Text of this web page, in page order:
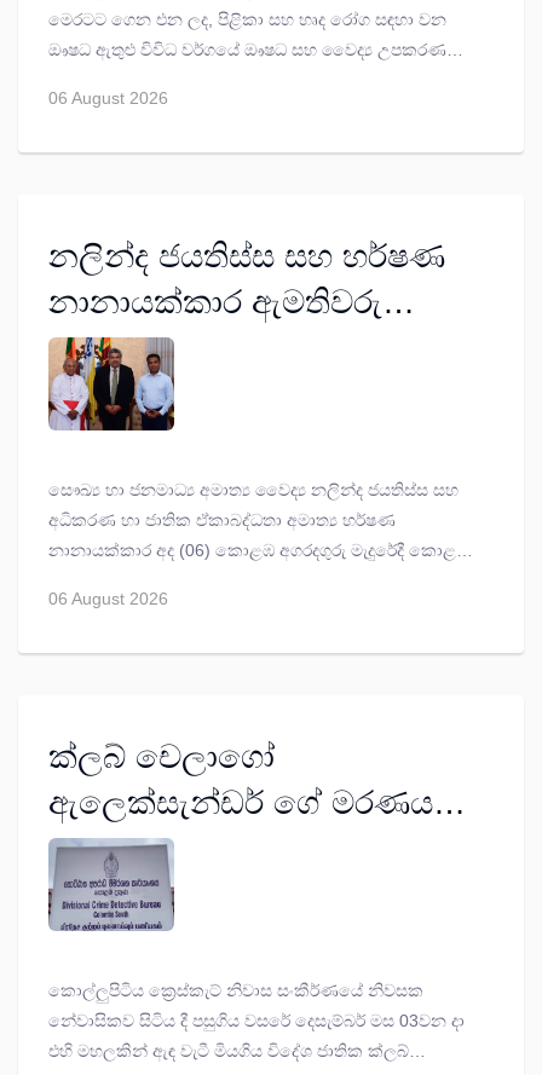
මෙරටට ගෙන එන ලද, පිළිකා සහ හෘද රෝග සඳහා වන
ඖෂධ ඇතුළු විවිධ වර්ගයේ ඖෂධ සහ වෛද්‍ය උපකරණ
(Havelock Town) ප්‍රදේශයේ ස්ථානයක් පාරිභෝගික කටයුතු
06 August 2026
නලින්ද ජයතිස්ස සහ හර්ෂණ
නානායක්කාර ඇමතිවරු
කාදිනල් රංජිත් හිමිපාණන්
හමුවෙති
සෞඛ්‍ය හා ජනමාධ්‍ය අමාත්‍ය වෛද්‍ය නලින්ද ජයතිස්ස සහ
අධිකරණ හා ජාතික ඒකාබද්ධතා අමාත්‍ය හර්ෂණ
නානායක්කාර අද (06) කොළඹ අගරදගුරු මැදුරේදී කොළඹ
බැහැදැක විශේෂ සාකච්ඡාවක නිරත විය.
06 August 2026
ක්ලබ් චෙලාගෝ
ඇලෙක්සැන්ඩර් ගේ මරණය
අපරාධයක් දැයි සොයන්න
නියෝග
කොල්ලුපිටිය ක්‍රෙස්කැට් නිවාස සංකීර්ණයේ නිවසක
නේවාසිකව සිටිය දී පසුගිය වසරේ දෙසැම්බර් මස 03වන දා
එහි මහලකින් ඇඳ වැටී මියගිය විදේශ ජාතික ක්ලබ්